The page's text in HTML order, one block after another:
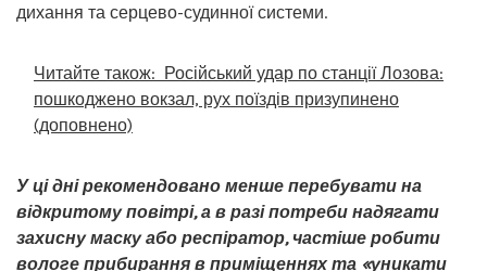
дихання та серцево-судинної системи.
Читайте також: Російський удар по станції Лозова:
пошкоджено вокзал, рух поїздів призупинено
(доповнено)
У ці дні рекомендовано менше перебувати на
відкритому повітрі, а в разі потреби надягати
захисну маску або респіратор, частіше робити
вологе прибирання в приміщеннях та «уникати